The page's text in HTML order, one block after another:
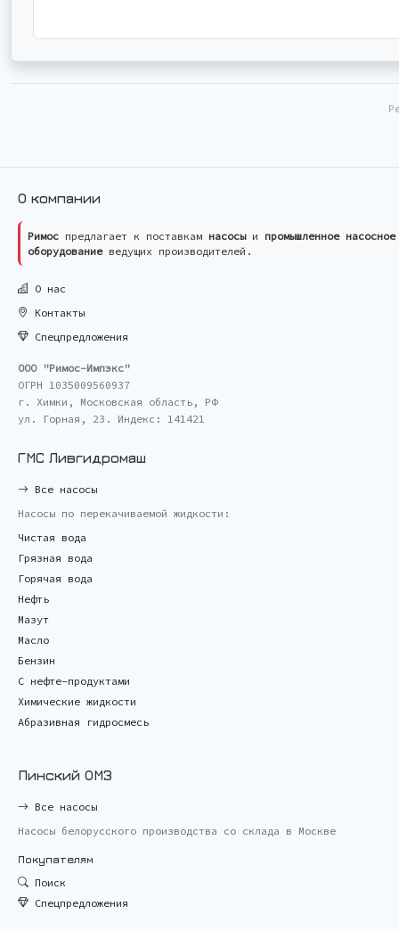
О компании
Римос предлагает к поставкам насосыи промышленное насосное
оборудованиеведущих производителей.
О нас
Контакты
Спецпредложения
ООО "Римос-Импэкс"
ОГРН 1035009560937
г. Химки, Московская область, РФ
ул. Горная, 23. Индекс: 141421
ГМС Ливгидромаш
Все насосы
Насосы по перекачиваемой жидкости:
Чистая вода
Грязная вода
Горячая вода
Нефть
Мазут
Масло
Бензин
С нефте-продуктами
Химические жидкости
Абразивная гидросмесь
Пинский ОМЗ
Все насосы
Насосы белорусского производства со склада в Москве
Покупателям
Поиск
Спецпредложения